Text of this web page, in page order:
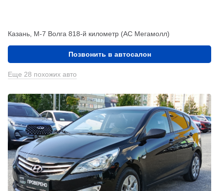
Казань, М-7 Волга 818-й километр (АС Мегамолл)
Позвонить в автосалон
Еще 28 похожих авто